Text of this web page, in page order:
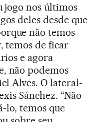
jogo nos últimos
deles desde que
não temos
temos de ficar
e agora
não podemos
Alves. O lateral-
Sánchez. “Não
lo, temos que